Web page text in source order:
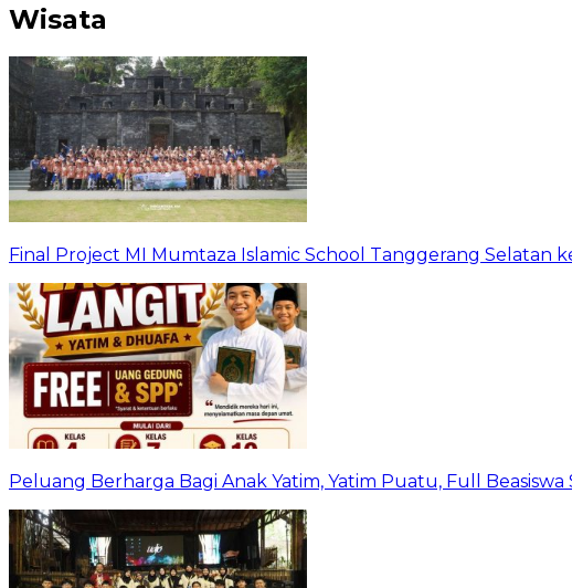
Wisata
Final Project MI Mumtaza Islamic School Tanggerang Selatan
Peluang Berharga Bagi Anak Yatim, Yatim Puatu, Full